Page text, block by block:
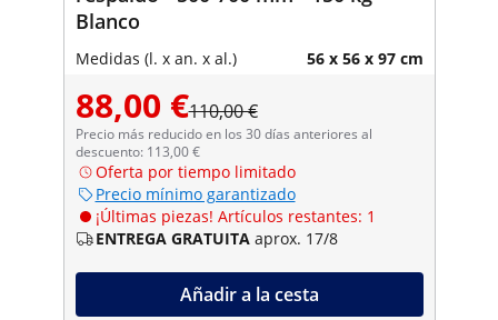
Blanco
Medidas (l. x an. x al.) 56 x 56 x 97 cm
88,00 €110,00 €
Precio más reducido en los 30 días anteriores al
descuento: 113,00 €
Oferta por tiempo limitado
Precio mínimo garantizado
¡Últimas piezas! Artículos restantes: 1
ENTREGA GRATUITA aprox. 17/8
Añadir a la cesta